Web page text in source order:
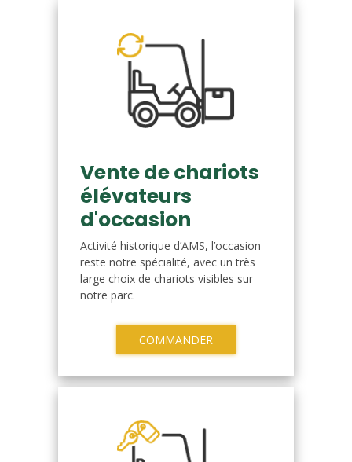
Vente de chariots
élévateurs
d'occasion
Activité historique d’AMS, l’occasion
reste notre spécialité, avec un très
large choix de chariots visibles sur
notre parc.
COMMANDER